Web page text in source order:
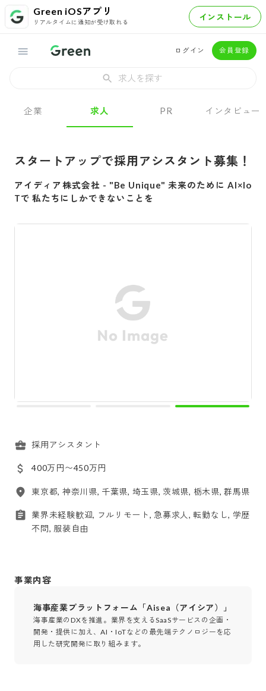
Green iOSアプリ
リアルタイムに通知が受け取れる インストール
ログイン 会員登録
求人を探す
企業 求人 PR インタビュー
スタートアップで採用アシスタント募集！
アイディア株式会社 - "Be Unique" 未来のために AI×Io
Tで 私たちにしかできないことを
採用アシスタント
400万円〜450万円
東京都, 神奈川県, 千葉県, 埼玉県, 茨城県, 栃木県, 群馬県
業界未経験歓迎, フルリモート, 急募求人, 転勤なし, 学歴
不問, 服装自由
事業内容
海事産業プラットフォーム「Aisea（アイシア）」
海事産業のDXを推進。業界を支えるSaaSサービスの企画・
開発・提供に加え、AI・IoTなどの最先端テクノロジーを応
用した研究開発に取り組みます。